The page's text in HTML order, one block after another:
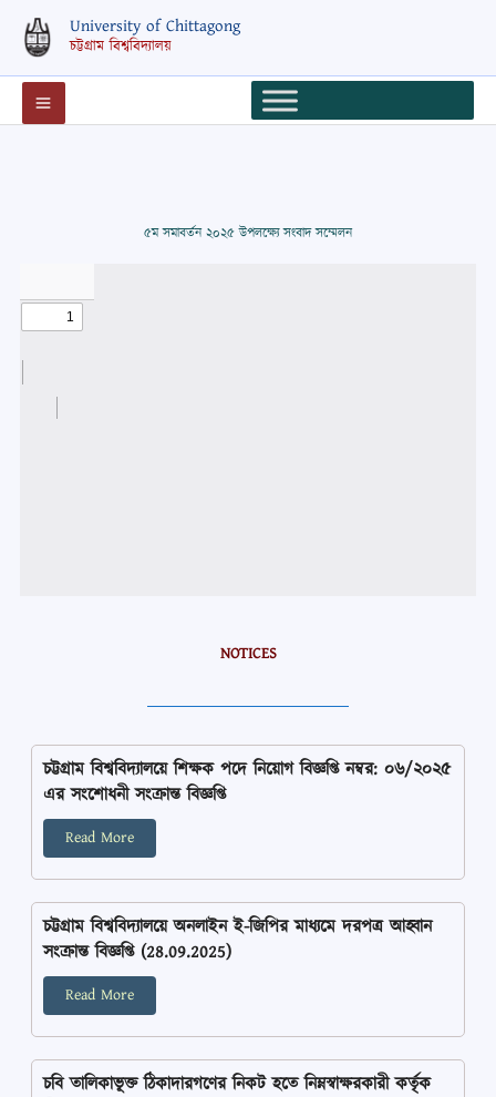
content
University of Chittagong
চট্টগ্রাম বিশ্ববিদ্যালয়
৫ম সমাবর্তন ২০২৫ উপলক্ষ্যে সংবাদ সম্মেলন
NOTICES
চট্টগ্রাম বিশ্ববিদ্যালয়ে শিক্ষক পদে নিয়োগ বিজ্ঞপ্তি নম্বর: ০৬/২০২৫
এর সংশোধনী সংক্রান্ত বিজ্ঞপ্তি
Read More
চট্টগ্রাম বিশ্ববিদ্যালয়ে অনলাইন ই-জিপির মাধ্যমে দরপত্র আহ্বান
সংক্রান্ত বিজ্ঞপ্তি (28.09.2025)
Read More
চবি তালিকাভূক্ত ঠিকাদারগণের নিকট হতে নিম্নস্বাক্ষরকারী কর্তৃক